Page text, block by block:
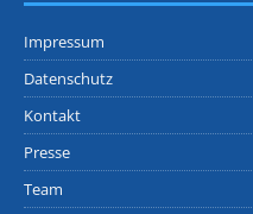
Impressum
Datenschutz
Kontakt
Presse
Team